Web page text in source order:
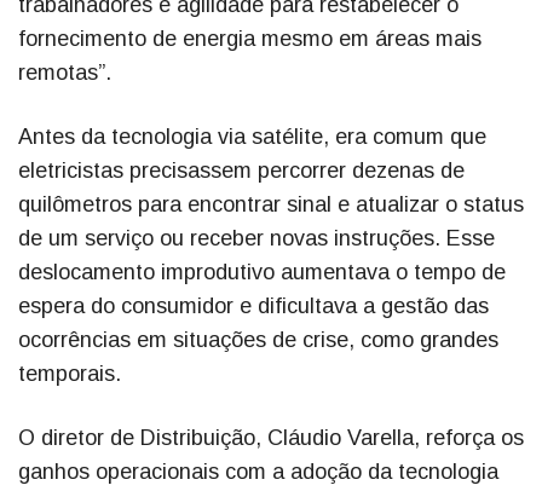
fornecimento de energia mesmo em áreas mais
remotas”.
Antes da tecnologia via satélite, era comum que
eletricistas precisassem percorrer dezenas de
quilômetros para encontrar sinal e atualizar o status
de um serviço ou receber novas instruções. Esse
deslocamento improdutivo aumentava o tempo de
espera do consumidor e dificultava a gestão das
ocorrências em situações de crise, como grandes
temporais.
O diretor de Distribuição, Cláudio Varella, reforça os
ganhos operacionais com a adoção da tecnologia